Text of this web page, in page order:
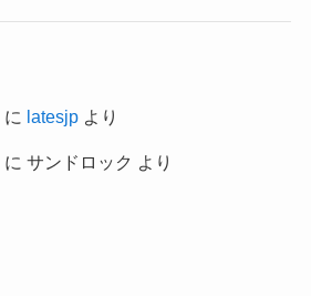
に latesjpより
に サンドロック より